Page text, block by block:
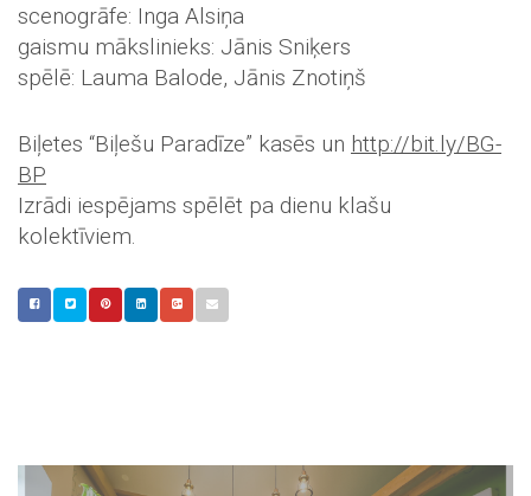
scenogrāfe: Inga Alsiņa
gaismu mākslinieks: Jānis Sniķers
spēlē: Lauma Balode, Jānis Znotiņš
Biļetes “Biļešu Paradīze” kasēs un http://bit.ly/BG-
BP
Izrādi iespējams spēlēt pa dienu klašu
kolektīviem.